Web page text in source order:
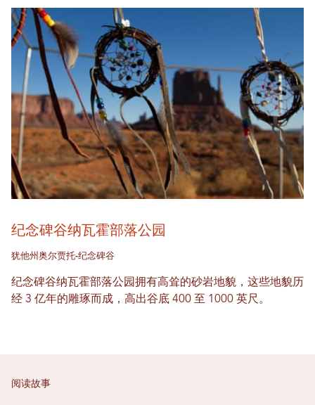
纪念碑谷纳瓦霍部落公园
犹他州奥尔贾托-纪念碑谷
纪念碑谷纳瓦霍部落公园拥有高耸的砂岩地貌，这些地貌历
经 3 亿年的雕琢而成，高出谷底 400 至 1000 英尺。
阅读故事